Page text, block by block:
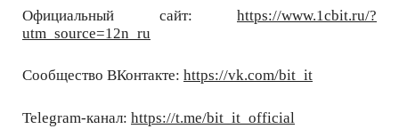
Официальный сайт: https://www.1cbit.ru/?
utm_source=12n_ru
Сообщество ВКонтакте: https://vk.com/bit_it
Telegram-канал: https://t.me/bit_it_official